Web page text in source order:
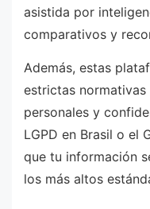
asistida por
comparativos y
Además, estas
estrictas
personales y
LGPD en Brasil o el
que tu información
los más altos